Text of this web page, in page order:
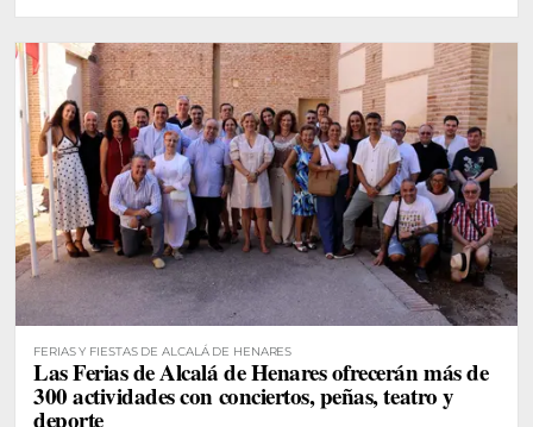
FERIAS Y FIESTAS DE ALCALÁ DE HENARES
Las Ferias de Alcalá de Henares ofrecerán más de
300 actividades con conciertos, peñas, teatro y
deporte